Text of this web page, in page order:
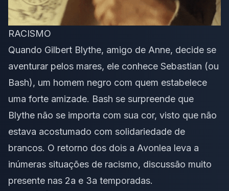
RACISMO
Quando Gilbert Blythe, amigo de Anne, decide se
aventurar pelos mares, ele conhece Sebastian (ou
Bash), um homem negro com quem estabelece
uma forte amizade. Bash se surpreende que
Blythe não se importa com sua cor, visto que não
estava acostumado com solidariedade de
brancos. O retorno dos dois a Avonlea leva a
inúmeras situações de racismo, discussão muito
presente nas 2a e 3a temporadas.